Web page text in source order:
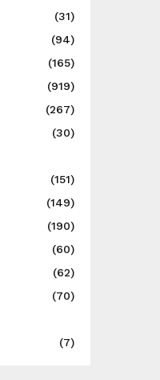
(31)
(94)
(165)
(919)
(267)
(30)
(151)
(149)
(190)
(60)
(62)
(70)
(7)